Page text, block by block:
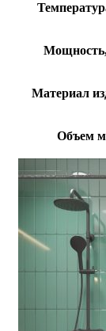
Материал
Объем